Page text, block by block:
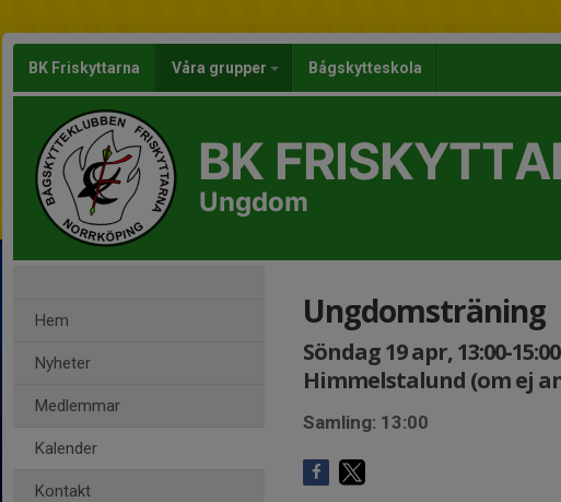
BK Friskyttarna Våra grupper Bågskytteskola
BK
Ungdom
Hem
Nyheter
Medlemmar
Kalender
Kontakt
Ungdomsträning
Söndag 19 apr, 13:00-15:00
Himmelstalund (om ej
Samling: 13:00